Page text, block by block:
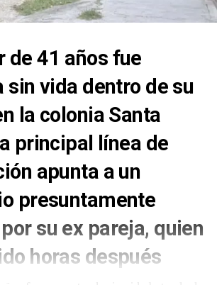
de 41 años fue
sin vida dentro de su
la colonia Santa
principal línea de
apunta a un
presuntamente
su ex pareja, quien
horas después